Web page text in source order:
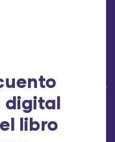
digital
libro